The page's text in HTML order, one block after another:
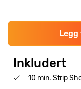
Legg
Inkludert
10 min. Strip